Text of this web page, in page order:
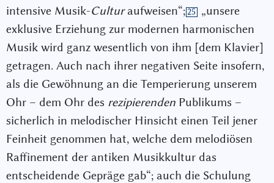
intensive Musik-Culturaufweisen“;25
„unsere
exklusive Erziehung zur modernen harmonischen
Musik wird ganz wesentlich von ihm [dem Klavier]
getragen. Auch nach ihrer negativen Seite insofern,
als die Gewöhnung an die Temperierung unserem
Ohr – dem Ohr des rezipierenden Publikums –
sicherlich in melodischer Hinsicht einen Teil jener
Feinheit genommen hat, welche dem melodiösen
Raffinement der antiken Musikkultur das
entscheidende Gepräge gab“; auch die Schulung